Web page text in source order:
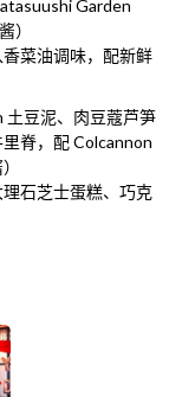
Garden
）
菜油调味，配新鲜
土豆泥、肉豆蔻芦笋
脊，配 Colcannon
石芝士蛋糕、巧克